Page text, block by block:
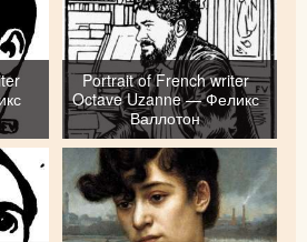
Portrait of French writer
Octave Uzanne — Феликс
Валлотон